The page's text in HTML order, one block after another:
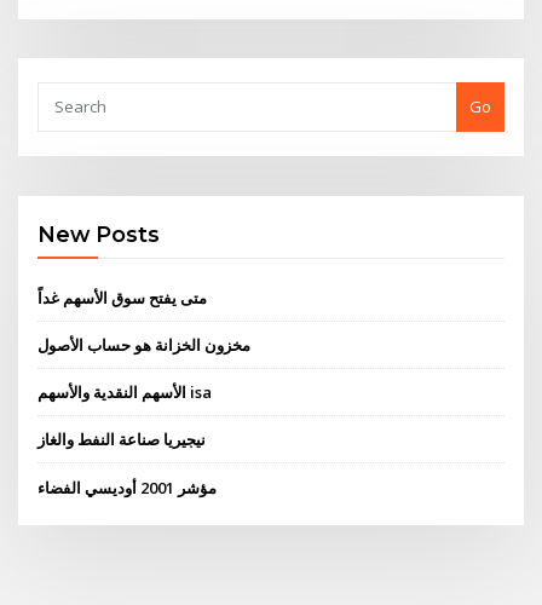
Go
New Posts
متى يفتح سوق الأسهم غداً
مخزون الخزانة هو حساب الأصول
الأسهم النقدية والأسهم isa
نيجيريا صناعة النفط والغاز
مؤشر 2001 أوديسي الفضاء